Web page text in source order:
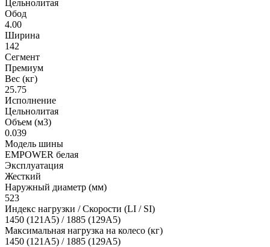
Цельнолитая
Обод
4.00
Ширина
142
Сегмент
Премиум
Вес (кг)
25.75
Исполнение
Цельнолитая
Объем (м3)
0.039
Модель шины
EMPOWER белая
Эксплуатация
Жесткий
Наружный диаметр (мм)
523
Индекс нагрузки / Скорости (LI / SI)
1450 (121A5) / 1885 (129A5)
Максимальная нагрузка на колесо (кг)
1450 (121A5) / 1885 (129A5)